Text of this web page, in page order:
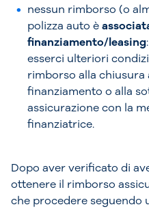
nessun rimborso (o
polizza auto è
finanziamento/leasing
esserci ulteriori
rimborso alla
finanziamento o alla
assicurazione con la
finanziatrice.
Dopo aver verificato di
ottenere il rimborso
che procedere seguendo